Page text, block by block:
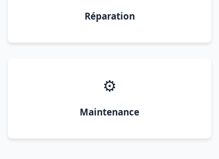
Réparation
⚙️
Maintenance